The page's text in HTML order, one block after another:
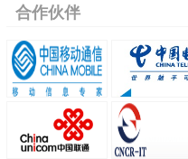
合作伙伴